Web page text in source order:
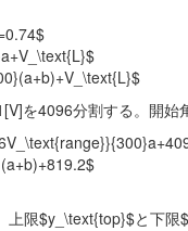
を4096分割する。開
限$y_\text{top}$と下限